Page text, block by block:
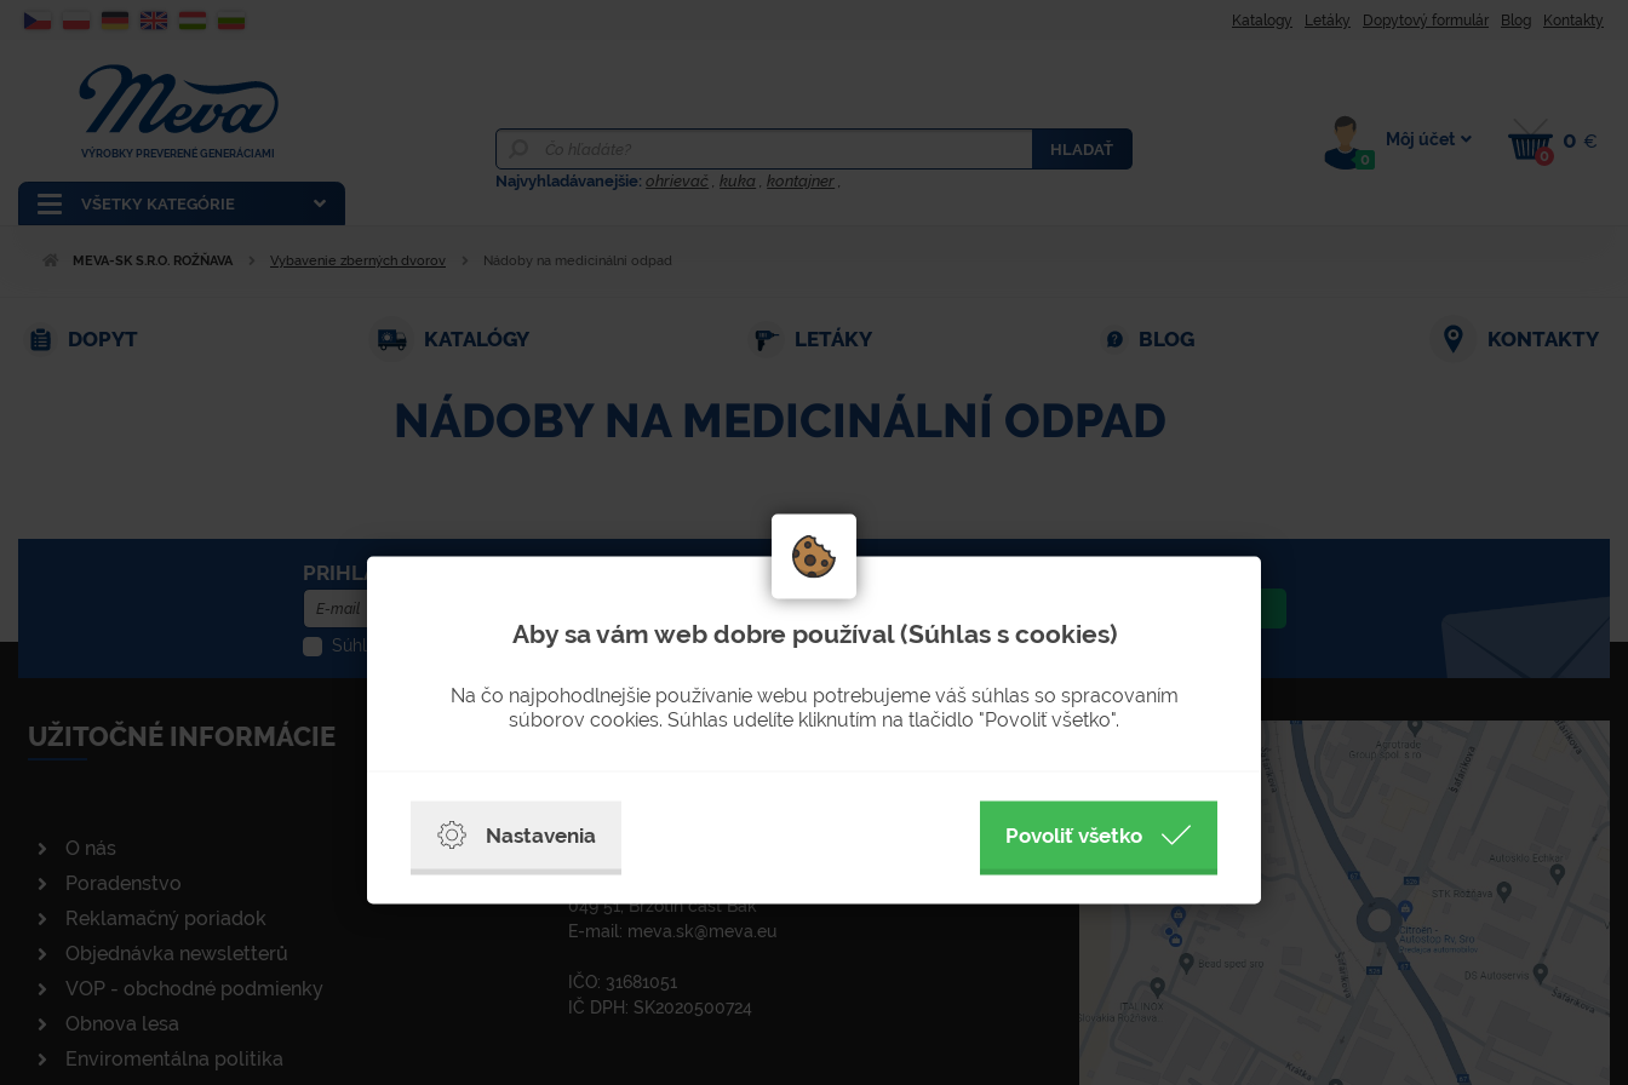
Katalogy Letáky Dopytový formulár Blog Kontakty
VŠETKY KATEGÓRIE
VÝROBKY PREVERENÉ GENERÁCIAMI
HLADAŤ
Najvyhladávanejšie:ohrievač ,kuka ,kontajner ,
0
Môj účet
0
0 €
MEVA-SK S.R.O. ROŽŇAVA Vybavenie zberných dvorov Nádoby na medicinální odpad
DOPYT KATALÓGY LETÁKY BLOG KONTAKTY
NÁDOBY NA MEDICINÁLNÍ ODPAD
PRIHLÁSENIE DO NEWSLETTERU Nenechajte si újsť novinky
Súhlasím so spracovaním osobných údajov pre zasielanie newsletterov
UŽITOČNÉ INFORMÁCIE
O nás
Poradenstvo
Reklamačný poriadok
Objednávka newsletterů
VOP - obchodné podmienky
Obnova lesa
Enviromentálna politika
ADRESA
Krátka 574
049 51, Brzotín časť Bak
E-mail: meva.sk@meva.eu
IČO: 31681051
IČ DPH: SK2020500724
Aby sa vám web dobre používal (Súhlas s cookies)
Na čo najpohodlnejšie používanie webu potrebujeme váš súhlas so spracovaním
súborov cookies. Súhlas udelíte kliknutím na tlačidlo "Povoliť všetko".
Nastavenia Povoliť všetko